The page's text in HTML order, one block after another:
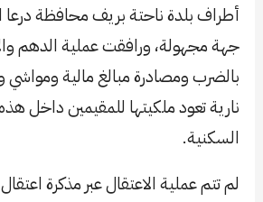
أطراف بلدة ناحتة بريف محافظة درعا
جهة مجهولة، ورافقت عملية الدهم
بالضرب ومصادرة مبالغ مالية
نارية تعود ملكيتها للمقيمين داخل
السكنية.
لم تتم عملية الاعتقال عبر مذكرة